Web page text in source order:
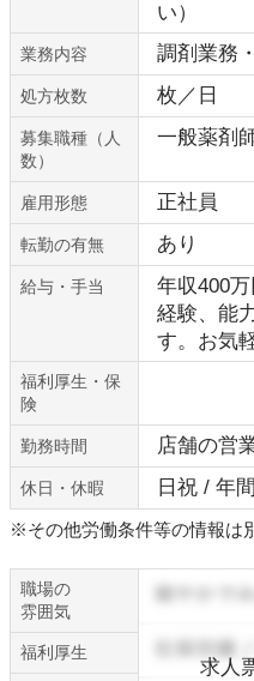
い）
業務内容 調剤業務
処方枚数 枚／日
募集職種（人
数）
一般薬剤
雇用形態 正社員
転勤の有無 あり
給与・手当
年収400
経験、能
す。お気
福利厚生・保
険
勤務時間 店舗の営
休日・休暇 日祝 / 年
※その他労働条件等の情報は
職場の
雰囲気
求人
福利厚生